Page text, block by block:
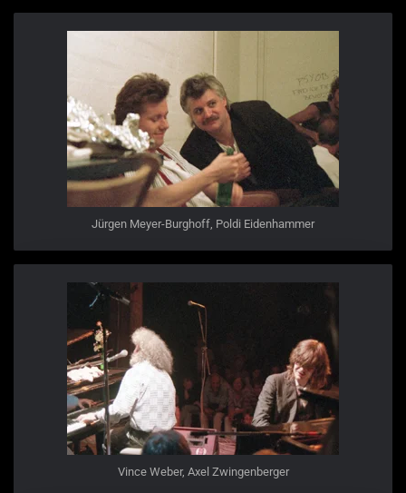
Jürgen Meyer-Burghoff, Poldi Eidenhammer
Vince Weber, Axel Zwingenberger